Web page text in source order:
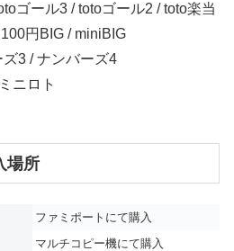
ゴール3 / totoゴール2 / toto楽当
円BIG / miniBIG
ズ3 / ナンバーズ4
ニロト
場所
ファミポートにて購入
マルチコピー機にて購入